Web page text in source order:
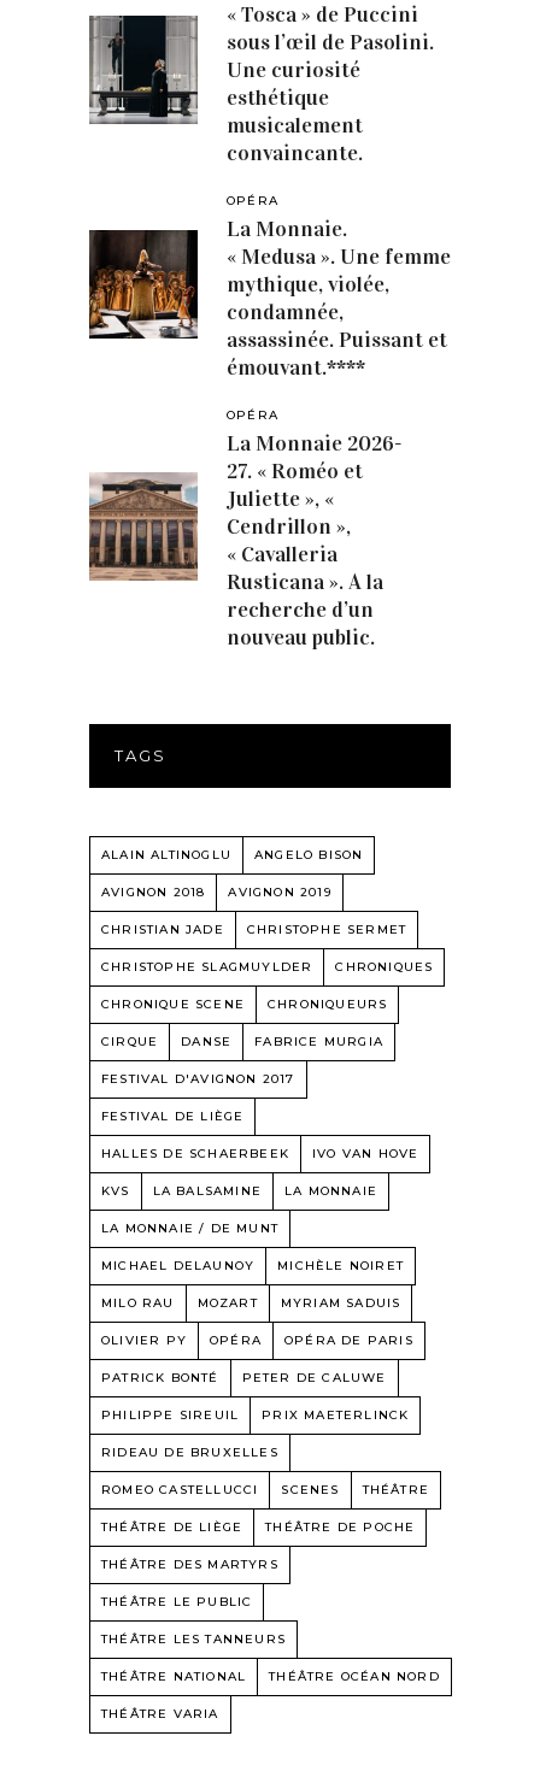
« Tosca » de Puccini
sous l’œil de Pasolini.
Une curiosité
esthétique
musicalement
convaincante.
OPÉRA
La Monnaie.
« Medusa ». Une femme
mythique, violée,
condamnée,
assassinée. Puissant et
émouvant.****
OPÉRA
La Monnaie 2026-
27. « Roméo et
Juliette », «
Cendrillon »,
« Cavalleria
Rusticana ». A la
recherche d’un
nouveau public.
TAGS
ALAIN ALTINOGLU ANGELO BISON
AVIGNON 2018 AVIGNON 2019
CHRISTIAN JADE CHRISTOPHE SERMET
CHRISTOPHE SLAGMUYLDER CHRONIQUES
CHRONIQUE SCENE CHRONIQUEURS
CIRQUE DANSE FABRICE MURGIA
FESTIVAL D'AVIGNON 2017
FESTIVAL DE LIÈGE
HALLES DE SCHAERBEEK IVO VAN HOVE
KVS LA BALSAMINE LA MONNAIE
LA MONNAIE / DE MUNT
MICHAEL DELAUNOY MICHÈLE NOIRET
MILO RAU MOZART MYRIAM SADUIS
OLIVIER PY OPÉRA OPÉRA DE PARIS
PATRICK BONTÉ PETER DE CALUWE
PHILIPPE SIREUIL PRIX MAETERLINCK
RIDEAU DE BRUXELLES
ROMEO CASTELLUCCI SCENES THÉÂTRE
THÉÂTRE DE LIÈGE THÉÂTRE DE POCHE
THÉÂTRE DES MARTYRS
THÉÂTRE LE PUBLIC
THÉÂTRE LES TANNEURS
THÉÂTRE NATIONAL THÉÂTRE OCÉAN NORD
THÉÂTRE VARIA